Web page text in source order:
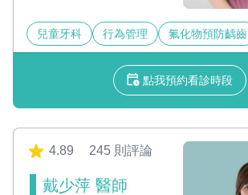
兒童牙科 行為管理 氟化物預防齲齒
點我預約看診時段
4.89 245 則評論
戴少萍 醫師